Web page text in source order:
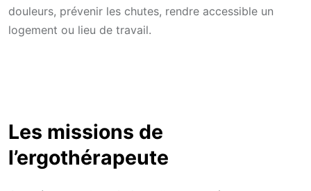
douleurs, prévenir les chutes, rendre accessible un
logement ou lieu de travail.
Les missions de
l’ergothérapeute